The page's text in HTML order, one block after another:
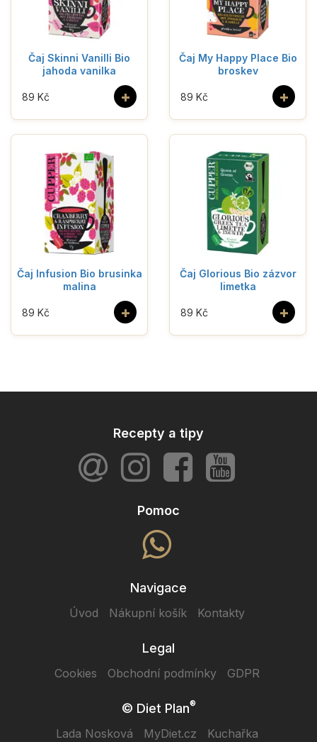
Čaj Skinni Vanilli Bio
jahoda vanilka
+
89 Kč
Čaj My Happy Place Bio
broskev
+
89 Kč
Čaj Infusion Bio brusinka
malina
+
89 Kč
Čaj Glorious Bio zázvor
limetka
+
89 Kč
Recepty a tipy
Pomoc
Navigace
Úvod Nákupní košík Kontakty
Legal
Cookies Obchodní podmínky GDPR
© Diet Plan®
Lada Nosková MyDiet.cz Kuchařka